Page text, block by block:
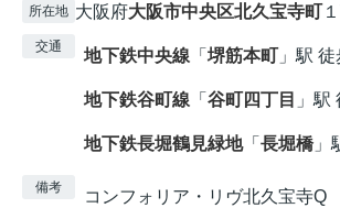
所在地 大阪府大阪市中央区北久宝寺町
交通 地下鉄中央線 「 堺筋本町 」駅
地下鉄谷町線 「 谷町四丁目 」駅
地下鉄長堀鶴見緑地「 長堀橋」
備考 コンフォリア・リヴ北久宝寺Q